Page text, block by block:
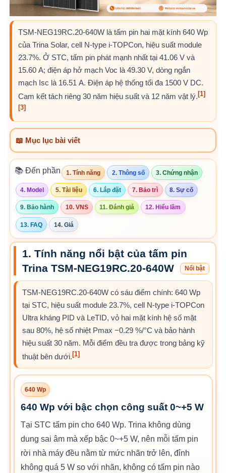
TSM-NEG19RC.20-640W là tấm pin hai mặt kính 640 Wp
của Trina Solar, cell N-type i-TOPCon, hiệu suất module
23.7%. Ở STC, tấm pin phát mạnh nhất tại 41.06 V và
15.60 A; điện áp hở mạch Voc là 49.30 V, dòng ngắn
mạch Isc là 16.51 A. Điện áp hệ thống tối đa 1500 V DC.
Cam kết tách riêng 30 năm hiệu suất và 12 năm vật lý. [1]
[3]
📖 Mục lục bài viết
📚 Đến phần 1. Tính năng 2. Thông số 3. Chứng nhận
4. Model 5. Tài liệu 6. Lắp đặt 7. Bảo trì 8. Sự cố
9. Bảo hành 10. VNS 11. Đánh giá 12. Hiểu lầm
13. FAQ 14. Giá
1. Tính năng nổi bật của tấm pin
Trina TSM-NEG19RC.20-640W
Nổi bật
TSM-NEG19RC.20-640W có sáu điểm chính: 640 Wp
tại STC, hiệu suất module 23.7%, cell N-type i-TOPCon
Ultra kháng PID và LeTID, vỏ hai mặt kính hệ số mặt
sau 80%, hệ số nhiệt Pmax −0.29 %/°C và bảo hành
hiệu suất 30 năm. Mỗi điểm đều tra được trong bảng kỹ
thuật bên dưới. [1]
640 Wp
640 Wp với bậc chọn công suất 0~+5 W
Tại STC tấm pin cho 640 Wp. Trina không dùng
dung sai âm mà xếp bậc 0~+5 W, nên mỗi tấm pin
rời nhà máy đều nằm từ mức nhãn trở lên, đỉnh
không quá 5 W so với nhãn, không có tấm pin nào